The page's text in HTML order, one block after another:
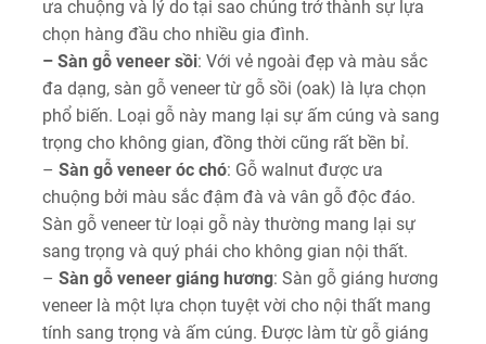
ưa chuộng và lý do tại sao chúng trở thành sự lựa
chọn hàng đầu cho nhiều gia đình.
– Sàn gỗ veneer sồi: Với vẻ ngoài đẹp và màu sắc
đa dạng, sàn gỗ veneer từ gỗ sồi (oak) là lựa chọn
phổ biến. Loại gỗ này mang lại sự ấm cúng và sang
trọng cho không gian, đồng thời cũng rất bền bỉ.
– Sàn gỗ veneer óc chó: Gỗ walnut được ưa
chuộng bởi màu sắc đậm đà và vân gỗ độc đáo.
Sàn gỗ veneer từ loại gỗ này thường mang lại sự
sang trọng và quý phái cho không gian nội thất.
– Sàn gỗ veneer giáng hương: Sàn gỗ giáng hương
veneer là một lựa chọn tuyệt vời cho nội thất mang
tính sang trọng và ấm cúng. Được làm từ gỗ giáng